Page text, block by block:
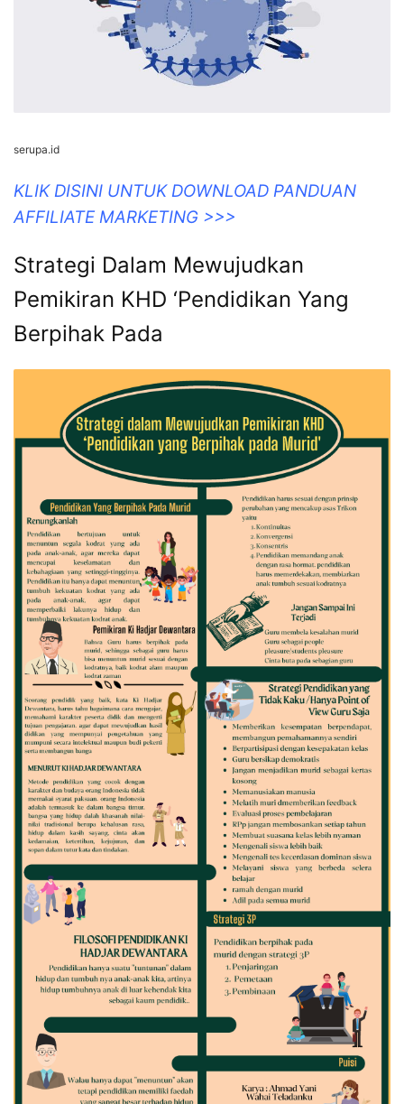
serupa.id
KLIK DISINI UNTUK DOWNLOAD PANDUAN
AFFILIATE MARKETING >>>
Strategi Dalam Mewujudkan
Pemikiran KHD ‘Pendidikan Yang
Berpihak Pada